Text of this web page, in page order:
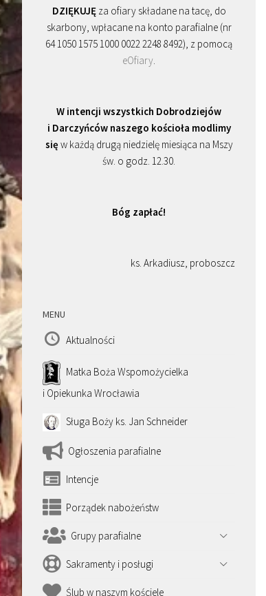
DZIĘKUJĘza ofiary składane na tacę, do
skarbony, wpłacane na konto parafialne (nr
64 1050 1575 1000 0022 2248 8492), z pomocą
eOfiary.
W intencji wszystkich Dobrodziejów
i Darczyńców naszego kościoła modlimy
się w każdą drugą niedzielę miesiąca na Mszy
św. o godz. 12.30.
Bóg zapłać!
ks. Arkadiusz, proboszcz
MENU
Aktualności
Matka Boża Wspomożycielka
i Opiekunka Wrocławia
Sługa Boży ks. Jan Schneider
Ogłoszenia parafialne
Intencje
Porządek nabożeństw
Grupy parafialne
Sakramenty i posługi
Ślub w naszym kościele